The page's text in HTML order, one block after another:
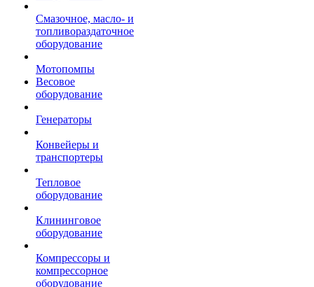
Смазочное, масло- и
топливораздаточное
оборудование
Мотопомпы
Весовое
оборудование
Генераторы
Конвейеры и
транспортеры
Тепловое
оборудование
Клининговое
оборудование
Компрессоры и
компрессорное
оборудование